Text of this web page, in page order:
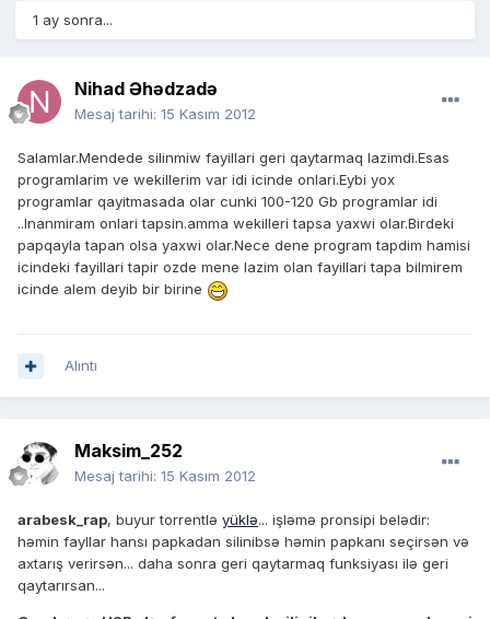
1 ay sonra...
Nihad Əhədzadə
Mesaj tarihi: 15 Kasım 2012
Salamlar.Mendede silinmiw fayillari geri qaytarmaq lazimdi.Esas
programlarim ve wekillerim var idi icinde onlari.Eybi yox
programlar qayitmasada olar cunki 100-120 Gb programlar idi
..Inanmiram onlari tapsin.amma wekilleri tapsa yaxwi olar.Birdeki
papqayla tapan olsa yaxwi olar.Nece dene program tapdim hamisi
icindeki fayillari tapir ozde mene lazim olan fayillari tapa bilmirem
icinde alem deyib bir birine
Alıntı
Maksim_252
Mesaj tarihi: 15 Kasım 2012
arabesk_rap, buyur torrentlə yüklə... işləmə pronsipi belədir:
həmin fayllar hansı papkadan silinibsə həmin papkanı seçirsən və
axtarış verirsən... daha sonra geri qaytarmaq funksiyası ilə geri
qaytarırsan...